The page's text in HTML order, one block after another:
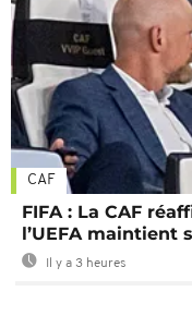
CAF
FIFA : La CAF
l’UEFA maintient
Il y a 3 heures